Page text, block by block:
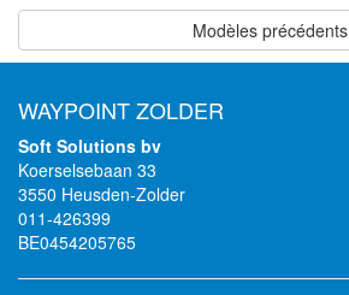
Modèles précédents
WAYPOINT ZOLDER
Soft Solutions bv
Koerselsebaan 33
3550 Heusden-Zolder
011-426399
BE0454205765